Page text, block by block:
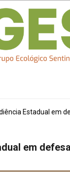
Estadual em
em